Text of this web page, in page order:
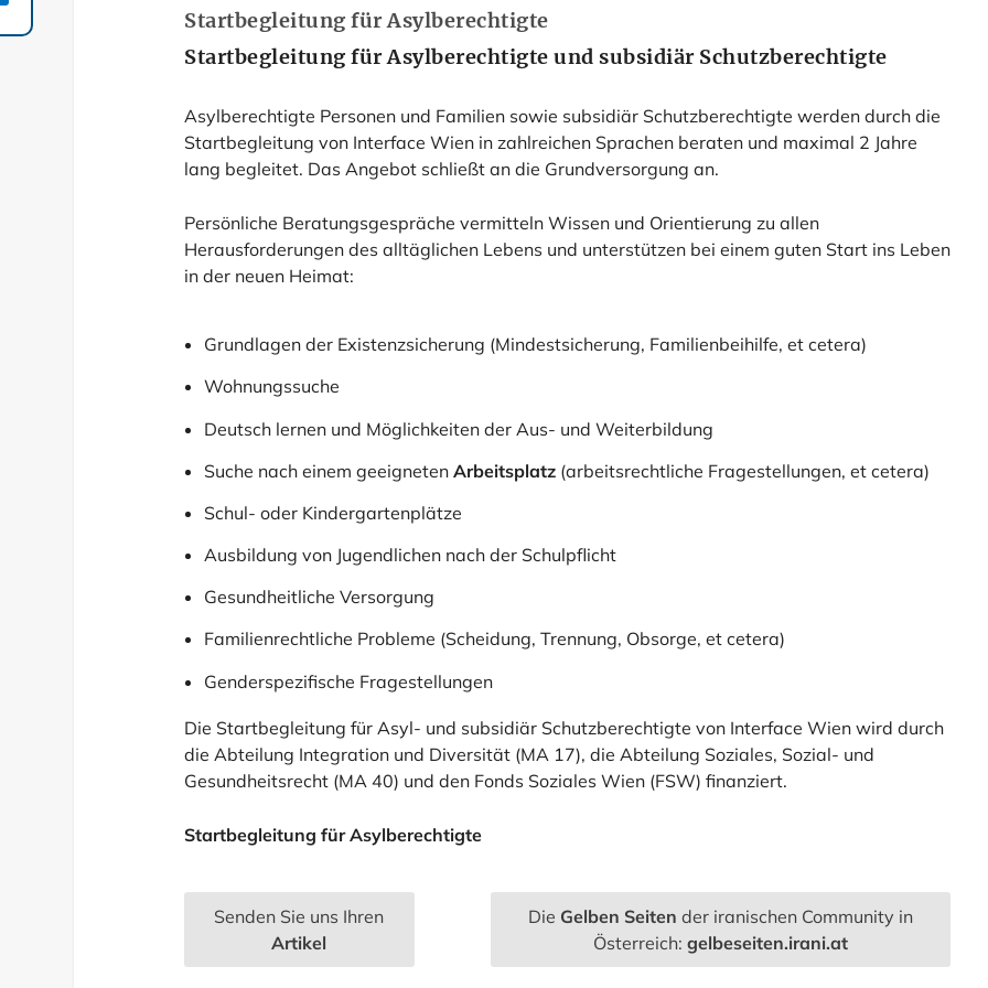
Startbegleitung für Asylberechtigte
Startbegleitung für Asylberechtigte und subsidiär Schutzberechtigte
Asylberechtigte Personen und Familien sowie subsidiär Schutzberechtigte werden durch die
Startbegleitung von Interface Wien in zahlreichen Sprachen beraten und maximal 2 Jahre
lang begleitet. Das Angebot schließt an die Grundversorgung an.
Persönliche Beratungsgespräche vermitteln Wissen und Orientierung zu allen
Herausforderungen des alltäglichen Lebens und unterstützen bei einem guten Start ins Leben
in der neuen Heimat:
Grundlagen der Existenzsicherung (Mindestsicherung, Familienbeihilfe, et cetera)
Wohnungssuche
Deutsch lernen und Möglichkeiten der Aus- und Weiterbildung
Suche nach einem geeignetenArbeitsplatz (arbeitsrechtliche Fragestellungen, et cetera)
Schul- oder Kindergartenplätze
Ausbildung von Jugendlichen nach der Schulpflicht
Gesundheitliche Versorgung
Familienrechtliche Probleme (Scheidung, Trennung, Obsorge, et cetera)
Genderspezifische Fragestellungen
Die Startbegleitung für Asyl- und subsidiär Schutzberechtigte von Interface Wien wird durch
die Abteilung Integration und Diversität (MA 17), die Abteilung Soziales, Sozial- und
Gesundheitsrecht (MA 40) und den Fonds Soziales Wien (FSW) finanziert.
Startbegleitung für Asylberechtigte
Senden Sie uns Ihren
Artikel
Die Gelben Seiten der iranischen Community in
Österreich:gelbeseiten.irani.at